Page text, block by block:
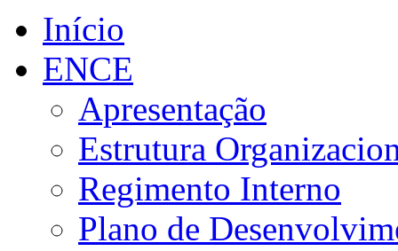
Início
ENCE
Apresentação
Estrutura
Regimento Interno
Plano de